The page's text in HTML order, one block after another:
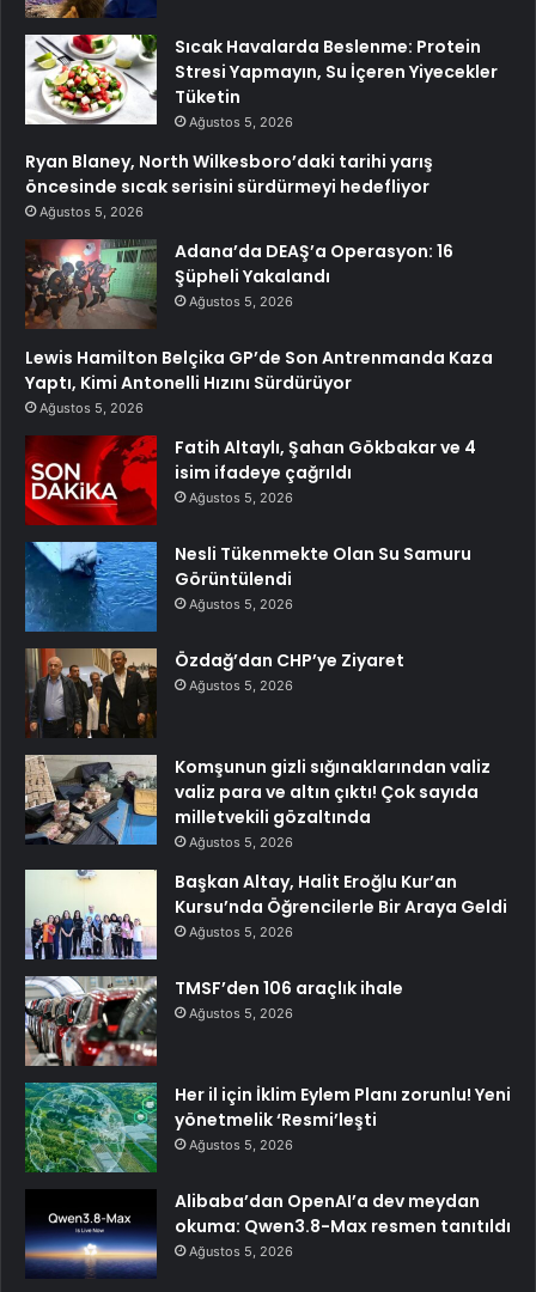
Sıcak Havalarda Beslenme: Protein
Stresi Yapmayın, Su İçeren Yiyecekler
Tüketin
Ağustos 5, 2026
Ryan Blaney, North Wilkesboro’daki tarihi yarış
öncesinde sıcak serisini sürdürmeyi hedefliyor
Ağustos 5, 2026
Adana’da DEAŞ’a Operasyon: 16
Şüpheli Yakalandı
Ağustos 5, 2026
Lewis Hamilton Belçika GP’de Son Antrenmanda Kaza
Yaptı, Kimi Antonelli Hızını Sürdürüyor
Ağustos 5, 2026
Fatih Altaylı, Şahan Gökbakar ve 4
isim ifadeye çağrıldı
Ağustos 5, 2026
Nesli Tükenmekte Olan Su Samuru
Görüntülendi
Ağustos 5, 2026
Özdağ’dan CHP’ye Ziyaret
Ağustos 5, 2026
Komşunun gizli sığınaklarından valiz
valiz para ve altın çıktı! Çok sayıda
milletvekili gözaltında
Ağustos 5, 2026
Başkan Altay, Halit Eroğlu Kur’an
Kursu’nda Öğrencilerle Bir Araya Geldi
Ağustos 5, 2026
TMSF’den 106 araçlık ihale
Ağustos 5, 2026
Her il için İklim Eylem Planı zorunlu! Yeni
yönetmelik ‘Resmi’leşti
Ağustos 5, 2026
Alibaba’dan OpenAI’a dev meydan
okuma: Qwen3.8-Max resmen tanıtıldı
Ağustos 5, 2026